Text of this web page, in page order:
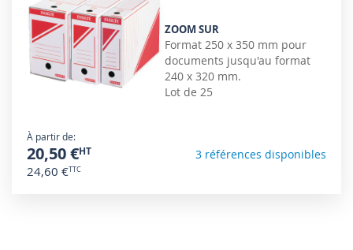
ZOOM SUR
Format 250 x 350 mm pour
documents jusqu'au format
240 x 320 mm.
Lot de 25
À partir de
20,50 €
24,60 €
3 références disponibles